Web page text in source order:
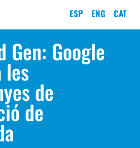
ESP ENG CAT
Gen: Google
de
de